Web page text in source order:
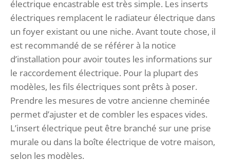
électrique encastrable est très simple. Les inserts
électriques remplacent le radiateur électrique dans
un foyer existant ou une niche. Avant toute chose, il
est recommandé de se référer à la notice
d’installation pour avoir toutes les informations sur
le raccordement électrique. Pour la plupart des
modèles, les fils électriques sont prêts à poser.
Prendre les mesures de votre ancienne cheminée
permet d’ajuster et de combler les espaces vides.
L’insert électrique peut être branché sur une prise
murale ou dans la boîte électrique de votre maison,
selon les modèles.